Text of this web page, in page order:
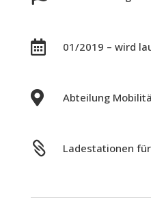
 01/2019 – wird
 Abteilung
 Ladestationen